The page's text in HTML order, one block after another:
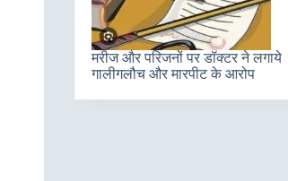
मरीज और परिजनों पर डॉक्टर ने लगाये
गालीगलौच और मारपीट के आरोप